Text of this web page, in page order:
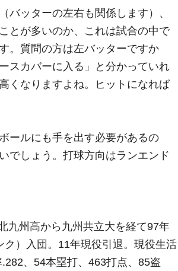
ッターの左右も関係します）、
とが多いのか、これは試合の中で
。質問の方は左バッターですか
スカバーに入る」と分かっていれ
くなりますよね。ヒットになれば
ールにも手を出す必要があるの
でしょう。打球方向はランエンド
九州高から九州共立大を経て97年
ク）入団。11年現役引退。現役生活
、54本塁打、463打点、85盗